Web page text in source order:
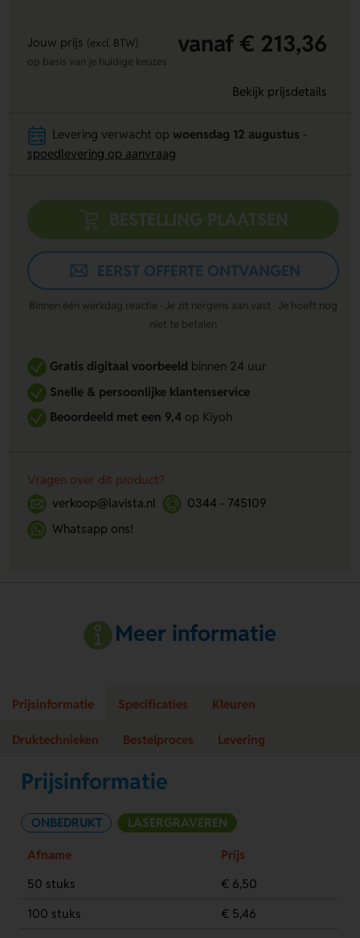
Jouw prijs (excl. BTW) vanaf € 213,36
op basis van je huidige keuzes
Bekijk prijsdetails
Levering verwacht op woensdag 12 augustus
spoedlevering op aanvraag
BESTELLING PLAATSEN
EERST OFFERTE ONTVANGEN
Binnen één werkdag reactie · Je zit nergens aan vast · Je hoeft nog
niet te betalen
Gratis digitaal voorbeeldbinnen 24 uur
Snelle & persoonlijke klantenservice
Beoordeeld met een 9,4op Kiyoh
Vragen over dit product?
verkoop@lavista.nl
0344 - 745109
Whatsapp ons!
Meer informatie
Prijsinformatie Specificaties Kleuren
Druktechnieken Bestelproces Levering
Prijsinformatie
ONBEDRUKT LASERGRAVEREN
Afname
Prijs
50 stuks
€ 6,50
100 stuks
€ 5,46